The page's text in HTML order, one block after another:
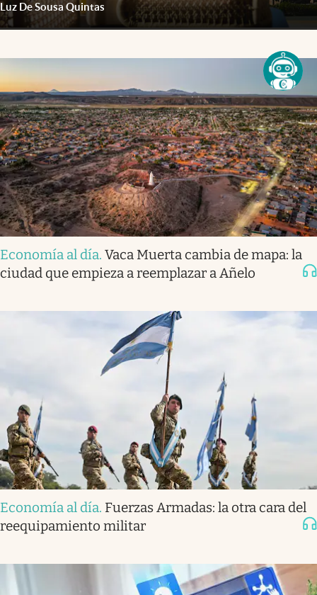
Luz De Sousa Quintas
Economía al día. Vaca Muerta cambia de mapa: la
ciudad que empieza a reemplazar a Añelo
Economía al día. Fuerzas Armadas: la otra cara del
reequipamiento militar